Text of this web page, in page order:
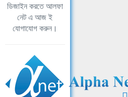
ডিজাইন করতে আলফা
নেট এ আজ ই
যোগাযোগ করুন।